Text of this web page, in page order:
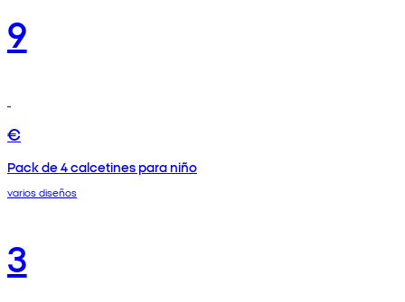
9
€
Pack de 4 calcetines para niño
varios diseños
3